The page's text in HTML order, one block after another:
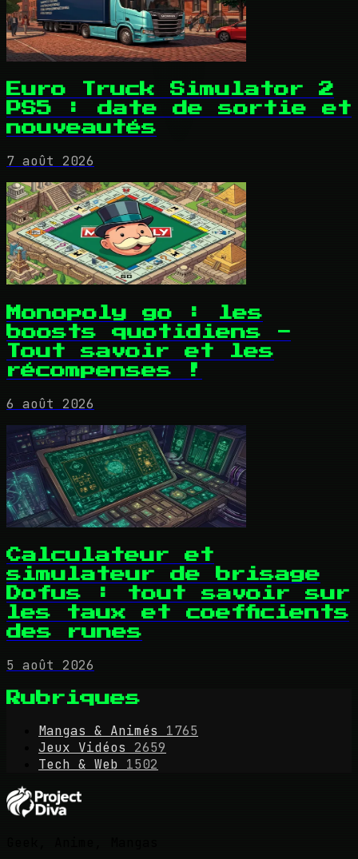
Euro Truck Simulator 2
PS5 : date de sortie et
nouveautés
7 août 2026
Monopoly go : les
boosts quotidiens -
Tout savoir et les
récompenses !
6 août 2026
Calculateur et
simulateur de brisage
Dofus : tout savoir sur
les taux et coefficients
des runes
5 août 2026
Rubriques
Mangas & Animés
1765
Jeux Vidéos
2659
Tech & Web 1502